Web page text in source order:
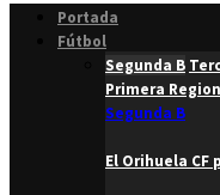
Portada
Fútbol
Segunda B
Primera
Segunda B
El Orihuela